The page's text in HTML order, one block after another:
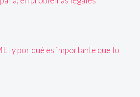
y por qué es importante que lo